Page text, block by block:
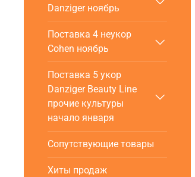
Danziger ноябрь
Поставка 4 неукор
Cohen ноябрь
Поставка 5 укор
Danziger Beauty Line
прочие культуры
начало января
Сопутствующие товары
Хиты продаж